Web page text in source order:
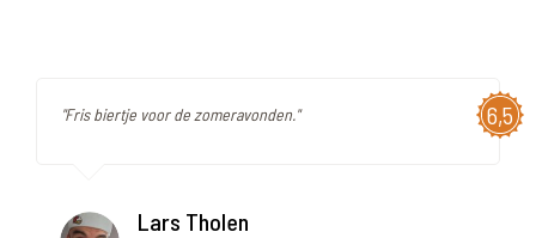
6,5
"Fris biertje voor de zomeravonden."
Lars Tholen